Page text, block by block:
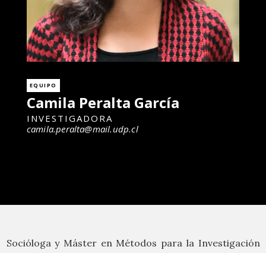
EQUIPO
Camila Peralta García
INVESTIGADORA
camila.peralta@mail.udp.cl
Socióloga y Máster en Métodos para la Investigación